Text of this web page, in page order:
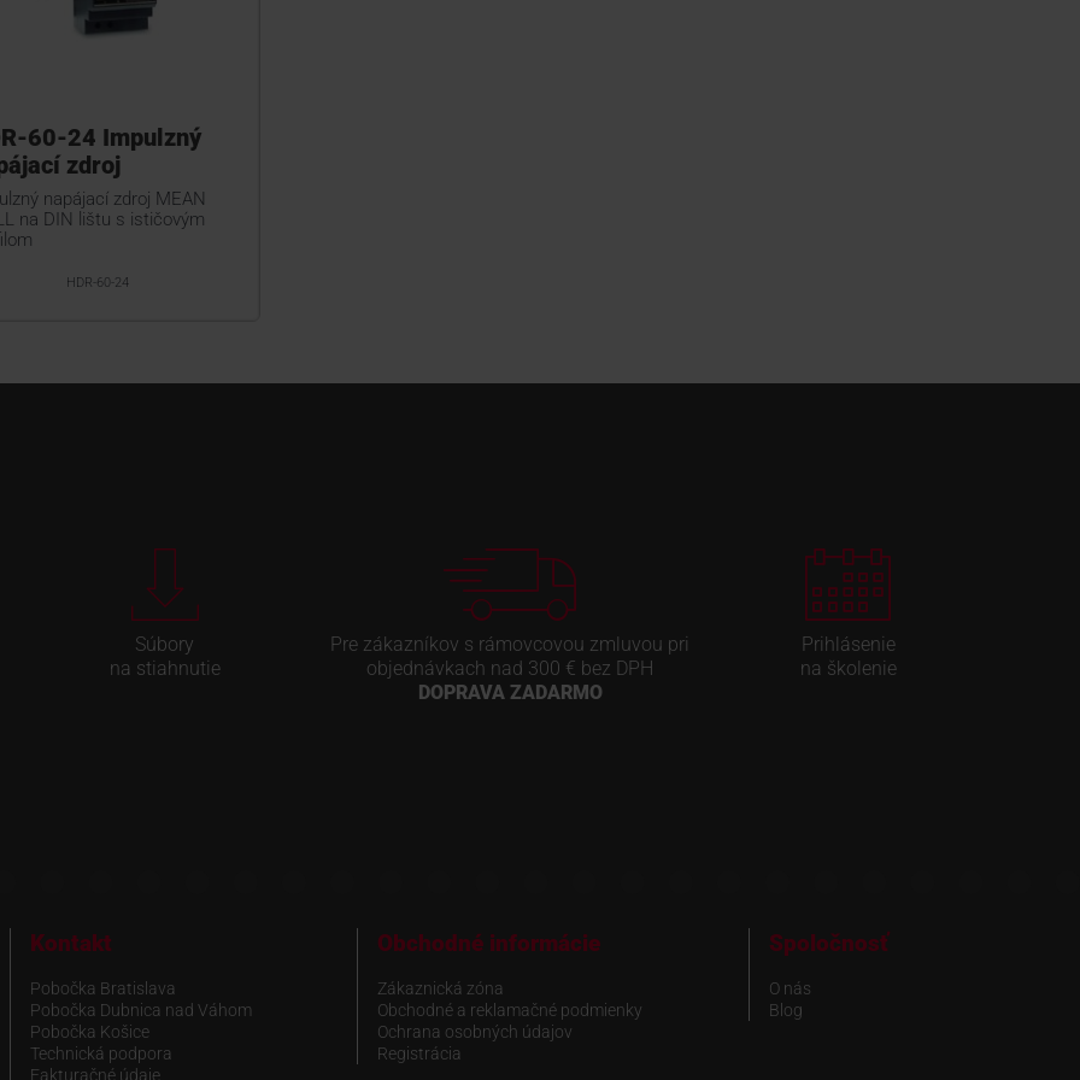
60-24 Impulzný
zdroj
napájací zdroj MEAN
na DIN lištu s ističovým
HDR-60-24
Súbory
na stiahnutie
Pre zákazníkov s rámovcovou zmluvou pri
objednávkach nad 300 € bez DPH
DOPRAVA ZADARMO
Prihlásenie
na školenie
Kontakt
Pobočka Bratislava
Pobočka Dubnica nad Váhom
Pobočka Košice
Technická podpora
Fakturačné údaje
Obchodné informácie
Zákaznická zóna
Obchodné a reklamačné podmienky
Ochrana osobných údajov
Registrácia
Spoločnosť
O nás
Blog